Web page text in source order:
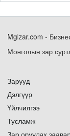
Mglzar.com -
Монголын зар
Зарууд
Дэлгүүр
Үйлчилгээ
Тусламж